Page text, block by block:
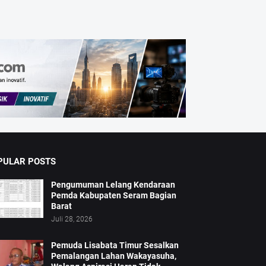
POSTS
Pengumuman Lelang Kendaraan
Pemda Kabupaten Seram Bagian
Barat
Juli 28, 2026
Pemuda Lisabata Timur Sesalkan
Pemalangan Lahan Wakayasuha,